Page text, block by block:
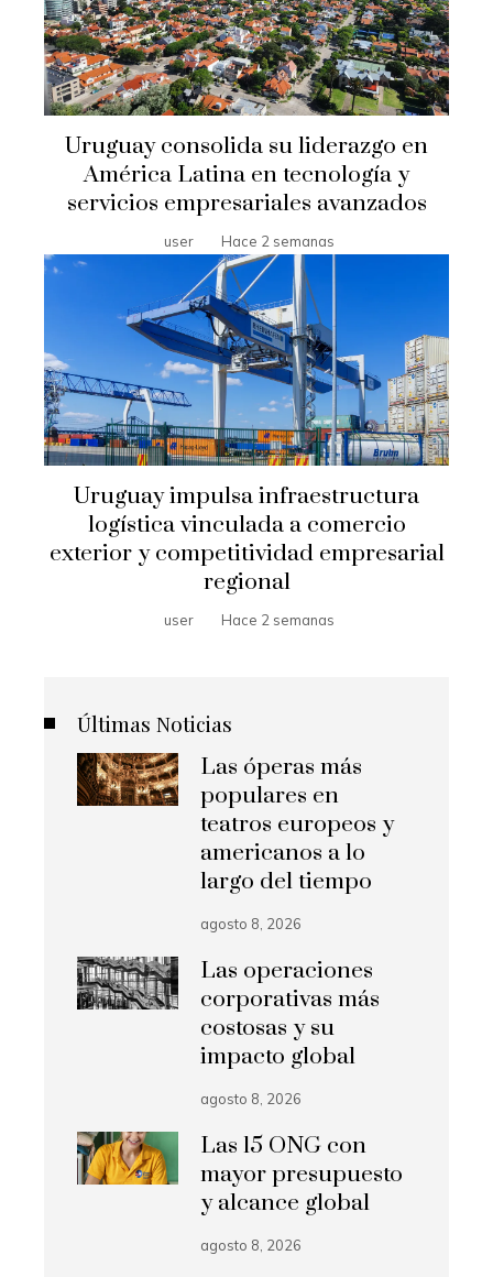
Uruguay consolida su liderazgo en
América Latina en tecnología y
servicios empresariales avanzados
user Hace 2 semanas
Uruguay impulsa infraestructura
logística vinculada a comercio
exterior y competitividad empresarial
regional
user Hace 2 semanas
Últimas Noticias
Las óperas más
populares en
teatros europeos y
americanos a lo
largo del tiempo
agosto 8, 2026
Las operaciones
corporativas más
costosas y su
impacto global
agosto 8, 2026
Las 15 ONG con
mayor presupuesto
y alcance global
agosto 8, 2026